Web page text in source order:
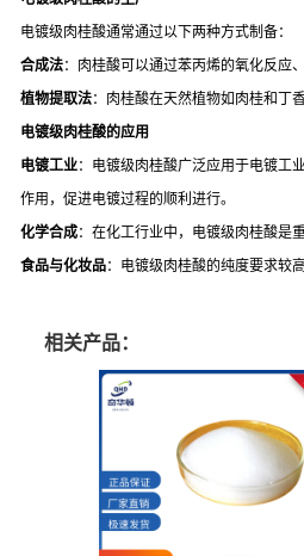
电镀级肉桂酸通常通过以下两种方式制备：
合成法：肉桂酸可以通过苯丙烯的氧化反应
植物提取法：肉桂酸在天然植物如肉桂和丁
电镀级肉桂酸的应用
电镀工业：电镀级肉桂酸广泛应用于电镀工
作用，促进电镀过程的顺利进行。
化学合成：在化工行业中，电镀级肉桂酸是
食品与化妆品：电镀级肉桂酸的纯度要求较
相关产品：